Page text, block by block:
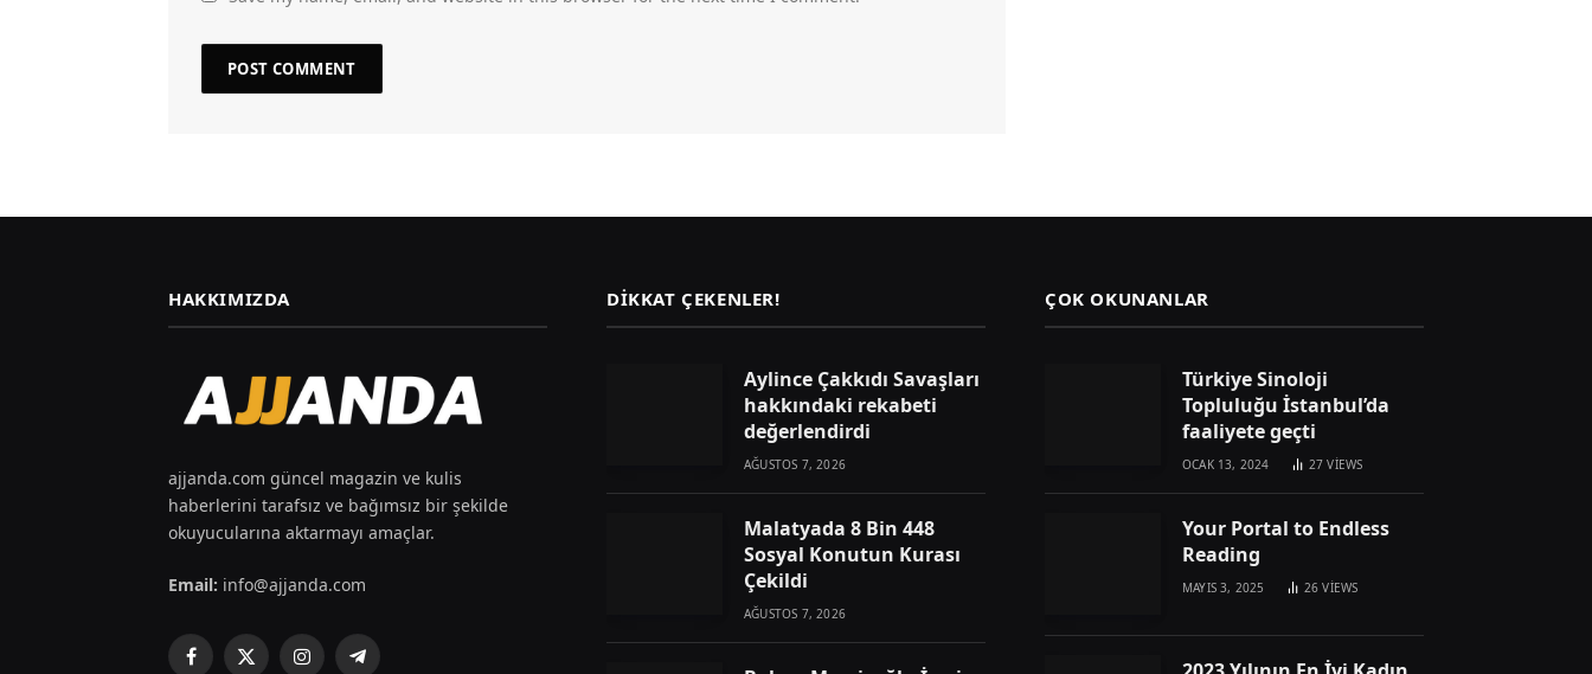
HAKKIMIZDA
ajjanda.com güncel magazin ve kulis
haberlerini tarafsız ve bağımsız bir şekilde
okuyucularına aktarmayı amaçlar.
Email: info@ajjanda.com
Facebook
X InstagramTelegram
DIKKAT ÇEKENLER!
Aylince Çakkıdı Savaşları
hakkındaki rekabeti
değerlendirdi
AĞUSTOS 7, 2026
Malatyada 8 Bin 448
Sosyal Konutun Kurası
Çekildi
AĞUSTOS 7, 2026
ÇOK OKUNANLAR
Türkiye Sinoloji
Topluluğu İstanbul’da
faaliyete geçti
OCAK 13, 2024 27VIEWS
Your Portal to Endless
Reading
MAYIS 3, 2025 26VIEWS